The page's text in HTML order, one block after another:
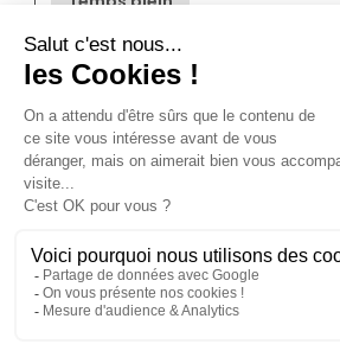
il y a 2 mois (06/06/2026)
Megagence
Conseiller en
Faches-thumesnil 59155